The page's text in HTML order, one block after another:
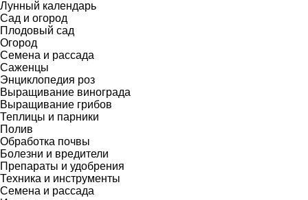
Лунный календарь
Сад и огород
Плодовый сад
Огород
Семена и рассада
Саженцы
Энциклопедия роз
Выращивание винограда
Выращивание грибов
Теплицы и парники
Полив
Обработка почвы
Болезни и вредители
Препараты и удобрения
Техника и инструменты
Семена и рассада